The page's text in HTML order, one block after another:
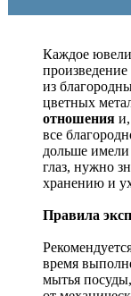
Каждое
произведение
из
цветных
отношения
все
дольше
глаз, нужно
хранению и
Правила
время
мытья